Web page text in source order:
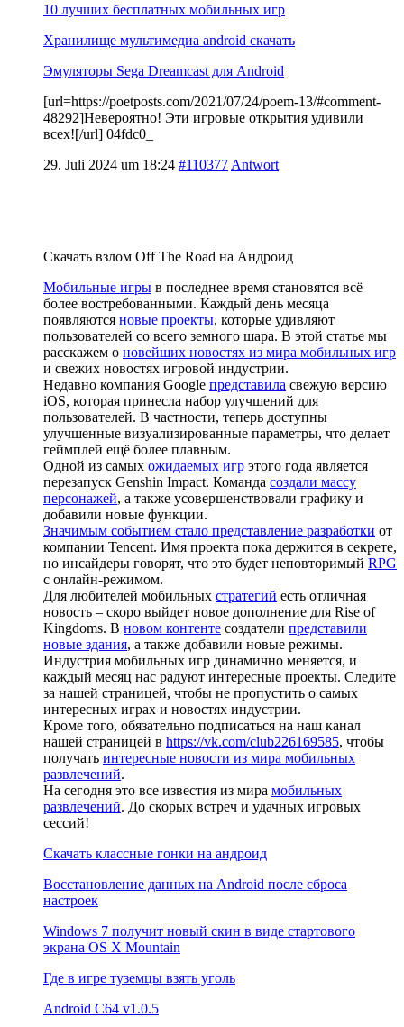
10 лучших бесплатных мобильных игр
Хранилище мультимедиа android скачать
Эмуляторы Sega Dreamcast для Android
[url=https://poetposts.com/2021/07/24/poem-13/#comment-
48292]Невероятно! Эти игровые открытия удивили
всех![/url] 04fdc0_
29. Juli 2024 um 18:24 #110377 Antwort
Скачать взлом Off The Road на Андроид
Мобильные игры в последнее время становятся всё
более востребованными. Каждый день месяца
появляются новые проекты, которые удивляют
пользователей со всего земного шара. В этой статье мы
расскажем о новейших новостях из мира мобильных игр
и свежих новостях игровой индустрии.
Недавно компания Google представила свежую версию
iOS, которая принесла набор улучшений для
пользователей. В частности, теперь доступны
улучшенные визуализированные параметры, что делает
геймплей ещё более плавным.
Одной из самых ожидаемых игр этого года является
перезапуск Genshin Impact. Команда создали массу
персонажей, а также усовершенствовали графику и
добавили новые функции.
Значимым событием стало представление разработки от
компании Tencent. Имя проекта пока держится в секрете,
но инсайдеры говорят, что это будет неповторимый RPG
с онлайн-режимом.
Для любителей мобильных стратегий есть отличная
новость – скоро выйдет новое дополнение для Rise of
Kingdoms. В новом контенте создатели представили
новые здания, а также добавили новые режимы.
Индустрия мобильных игр динамично меняется, и
каждый месяц нас радуют интересные проекты. Следите
за нашей страницей, чтобы не пропустить о самых
интересных играх и новостях индустрии.
Кроме того, обязательно подписаться на наш канал
нашей страницей в https://vk.com/club226169585, чтобы
получать интересные новости из мира мобильных
развлечений.
На сегодня это все известия из мира мобильных
развлечений. До скорых встреч и удачных игровых
сессий!
Скачать классные гонки на андроид
Восстановление данных на Android после сброса
настроек
Windows 7 получит новый скин в виде стартового
экрана OS X Mountain
Где в игре туземцы взять уголь
Android C64 v1.0.5